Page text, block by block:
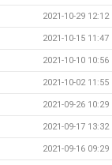
2021-10-29 12:12
2021-10-15 11:47
2021-10-10 10:56
2021-10-02 11:55
2021-09-26 10:29
2021-09-17 13:32
2021-09-16 09:29